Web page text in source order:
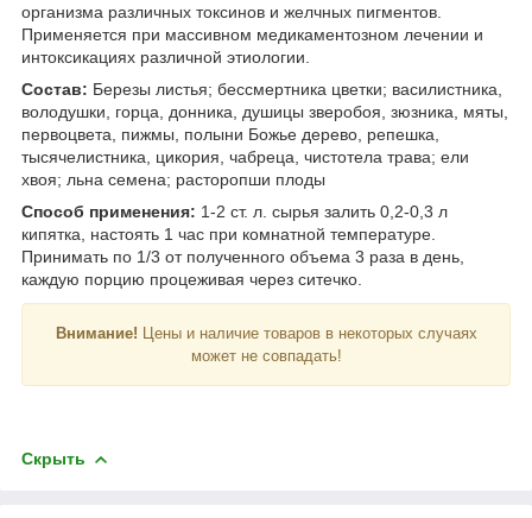
организма различных токсинов и желчных пигментов.
Применяется при массивном медикаментозном лечении и
интоксикациях различной этиологии.
Состав: Березы листья; бессмертника цветки; василистника,
володушки, горца, донника, душицы зверобоя, зюзника, мяты,
первоцвета, пижмы, полыни Божье дерево, репешка,
тысячелистника, цикория, чабреца, чистотела трава; ели
хвоя; льна семена; расторопши плоды
Способ применения: 1-2 ст. л. сырья залить 0,2-0,3 л
кипятка, настоять 1 час при комнатной температуре.
Принимать по 1/3 от полученного объема 3 раза в день,
каждую порцию процеживая через ситечко.
Внимание! Цены и наличие товаров в некоторых случаях
может не совпадать!
Скрыть